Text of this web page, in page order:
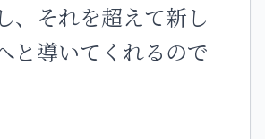
、それを超えて新し
と導いてくれるので